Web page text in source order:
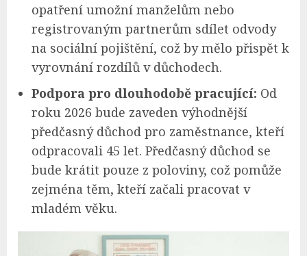
opatření umožní manželům nebo
registrovaným partnerům sdílet odvody
na sociální pojištění, což by mělo přispět k
vyrovnání rozdílů v důchodech.
Podpora pro dlouhodobě pracující: Od
roku 2026 bude zaveden výhodnější
předčasný důchod pro zaměstnance, kteří
odpracovali 45 let. Předčasný důchod se
bude krátit pouze z poloviny, což pomůže
zejména těm, kteří začali pracovat v
mladém věku.